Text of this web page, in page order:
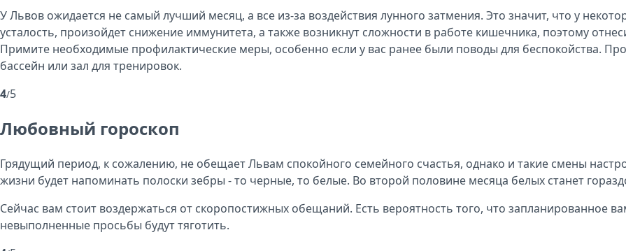
У Львов ожидается не самый лучший месяц, а все из-за воздействия лунного затмения. Это значит, что у
усталость, произойдет снижение иммунитета, а также возникнут сложности в работе кишечника, поэтому
Примите необходимые профилактические меры, особенно если у вас ранее были поводы для беспокойства.
бассейн или зал для тренировок.
4/5
Любовный гороскоп
Грядущий период, к сожалению, не обещает Львам спокойного семейного счастья, однако и такие смены
жизни будет напоминать полоски зебры - то черные, то белые. Во второй половине месяца белых станет
Сейчас вам стоит воздержаться от скоропостижных обещаний. Есть вероятность того, что запланированное
невыполненные просьбы будут тяготить.